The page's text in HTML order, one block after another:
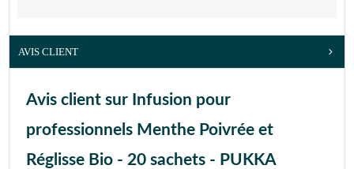
AVIS CLIENT
Avis client sur Infusion pour
professionnels Menthe Poivrée et
Réglisse Bio - 20 sachets - PUKKA